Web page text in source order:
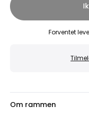
Forventet
Om rammen